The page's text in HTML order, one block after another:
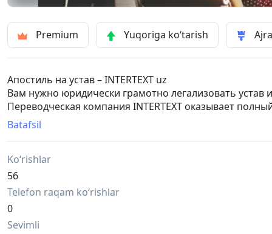
Premium Yuqoriga ko‘tarish
Апостиль на устав – INTERTEXT uz
Вам нужно юридически грамотно легализовать устав
Переводческая компания INTERTEXT оказывает
устава и уставных документов в Ташкенте.
документов.
Бюро переводов intertext
Batafsil
Ko‘rishlar
56
Telefon raqam ko‘rishlar
0
Sevimli